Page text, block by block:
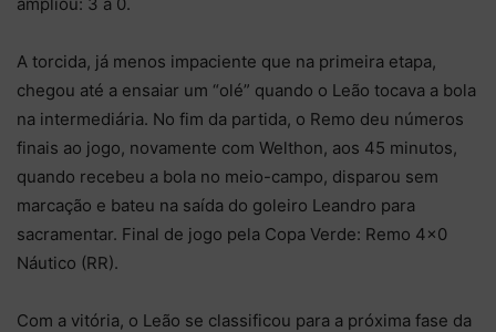
A torcida, já menos impaciente que na primeira etapa,
chegou até a ensaiar um “olé” quando o Leão tocava a bola
na intermediária. No fim da partida, o Remo deu números
finais ao jogo, novamente com Welthon, aos 45 minutos,
quando recebeu a bola no meio-campo, disparou sem
marcação e bateu na saída do goleiro Leandro para
sacramentar. Final de jogo pela Copa Verde: Remo 4×0
Náutico (RR).
Com a vitória, o Leão se classificou para a próxima fase da